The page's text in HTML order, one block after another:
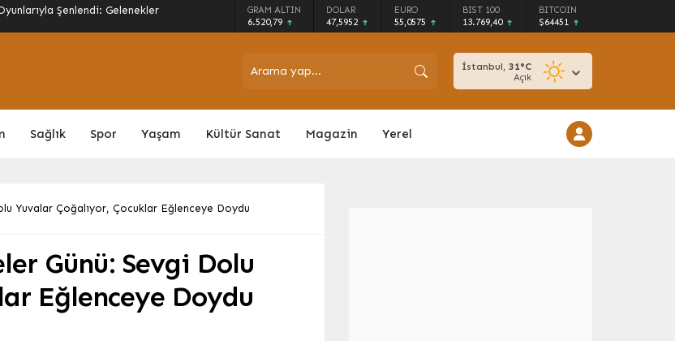
27 Sezonu Alım Fiyatları ve
GRAM ALTIN
6.520,79
DOLAR
47,5952
EURO
55,0575
BIST 100
13.769,40
BITCOIN
$64451
İstanbul, 31°C
Açık
Sağlık Spor Yaşam Kültür Sanat Magazin Yerel
Yuvalar Çoğalıyor, Çocuklar Eğlenceye Doydu
Günü: Sevgi Dolu
Eğlenceye Doydu